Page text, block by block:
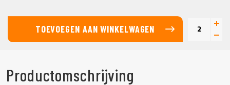
TOEVOEGEN AAN WINKELWAGEN
Productomschrijving